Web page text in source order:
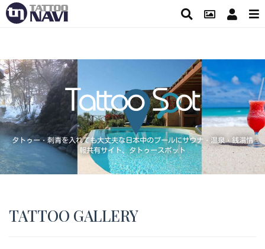
タトゥー・刺青を入れても大丈夫な日本中のプールにサウナ・温泉・銭湯情
報共有サイト、タトゥースポット
TATTOO GALLERY